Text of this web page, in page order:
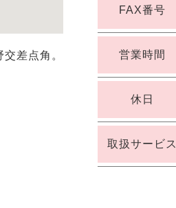
差点角。
FAX番号
営業時間
休日
取扱サービス